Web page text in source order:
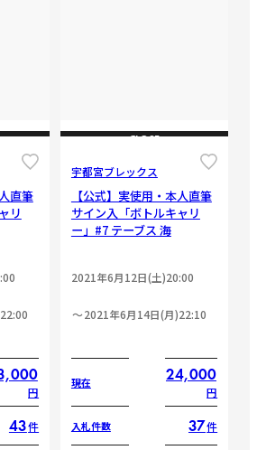
直筆
リ
円
43件
CLOSE
宇都宮ブレックス
【公式】実使用・本人直筆
サイン入「ボトルキャリ
ー」#7 テーブス 海
2021年6月12日(土)20:00
2021年6月14日(月)22:10
現在 24,000
円
入札件数 37件